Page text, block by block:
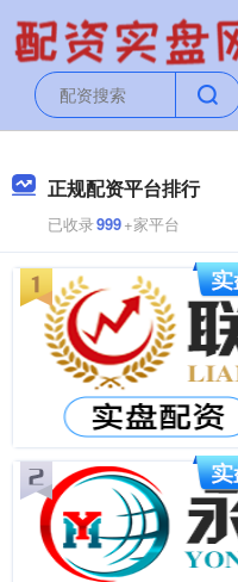
正规配资平台排行
已收录999+家平台